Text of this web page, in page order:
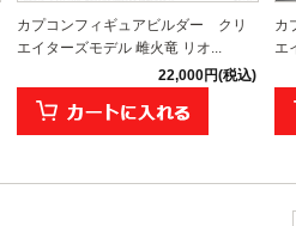
カプコンフィギュアビルダー クリ
エイターズモデル 雌火竜 リオ...
22,000円(税込)
カ
エ